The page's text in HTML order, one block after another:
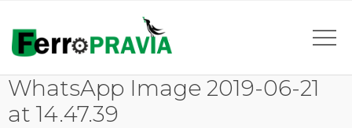
WhatsApp Image 2019-06-21
at 14.47.39